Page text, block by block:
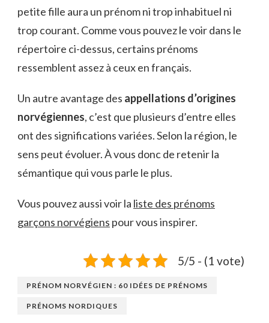
petite fille aura un prénom ni trop inhabituel ni
trop courant. Comme vous pouvez le voir dans le
répertoire ci-dessus, certains prénoms
ressemblent assez à ceux en français.
Un autre avantage des appellations d’origines
norvégiennes, c’est que plusieurs d’entre elles
ont des significations variées. Selon la région, le
sens peut évoluer. À vous donc de retenir la
sémantique qui vous parle le plus.
Vous pouvez aussi voir la liste des prénoms
garçons norvégiens pour vous inspirer.
5/5 - (1 vote)
PRÉNOM NORVÉGIEN : 60 IDÉES DE PRÉNOMS
PRÉNOMS NORDIQUES